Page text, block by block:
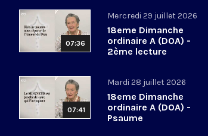
07:36
Mercredi 29 juillet 2026
18eme Dimanche
ordinaire A (DOA) -
2ème lecture
07:41
Mardi 28 juillet 2026
18eme Dimanche
ordinaire A (DOA) -
Psaume